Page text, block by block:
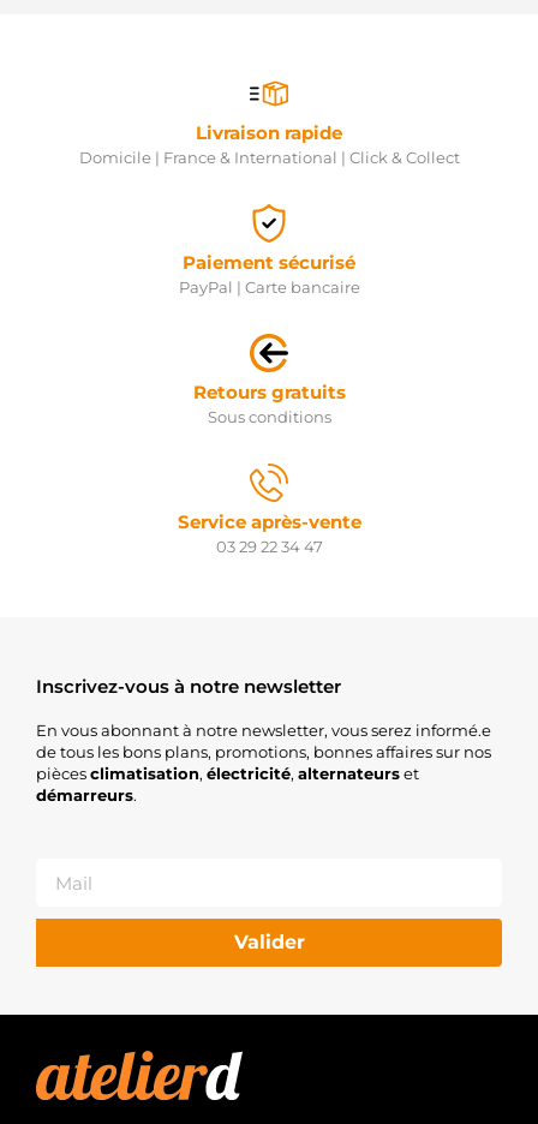
Livraison rapide
Domicile | France & International | Click & Collect
Paiement sécurisé
PayPal | Carte bancaire
Retours gratuits
Sous conditions
Service après-vente
03 29 22 34 47
Inscrivez-vous à notre newsletter
En vous abonnant à notre newsletter, vous serez informé.e
de tous les bons plans, promotions, bonnes affaires sur nos
piècesclimatisation, électricité, alternateurset
démarreurs.
Valider